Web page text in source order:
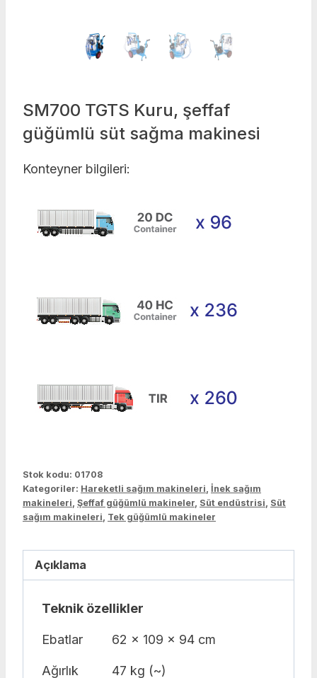
SM700 TGTS Kuru, şeffaf
güğümlü süt sağma makinesi
Konteyner bilgileri:
Stok kodu: 01708
Kategoriler: Hareketli sağım makineleri, İnek sağım
makineleri, Şeffaf güğümlü makineler, Süt endüstrisi, Süt
sağım makineleri, Tek güğümlü makineler
Açıklama
Teknik özellikler
Ebatlar 62 x 109 x 94 cm
Ağırlık 47 kg (~)